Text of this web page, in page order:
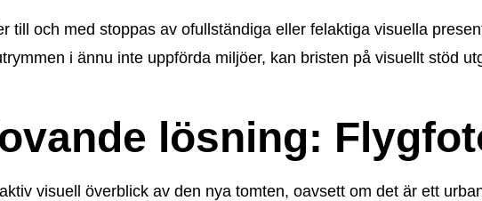
till och med stoppas av ofullständiga eller felaktiga visuella
i ännu inte uppförda miljöer, kan bristen på visuellt stöd
lösning:
visuell överblick av den nya tomten, oavsett om det är ett